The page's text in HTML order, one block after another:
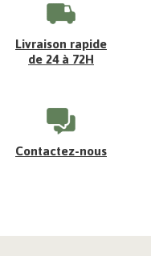
Livraison rapide
de 24 à 72H
Contactez-nous